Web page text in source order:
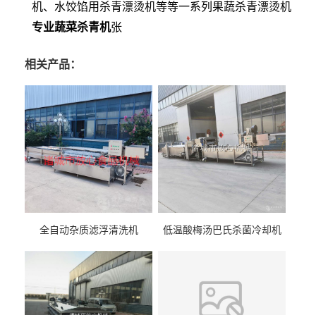
机、水饺馅用杀青漂烫机等等一系列果蔬杀青漂烫机
专业蔬菜杀青机张
相关产品：
全自动杂质滤浮清洗机 低温酸梅汤巴氏杀菌冷却机